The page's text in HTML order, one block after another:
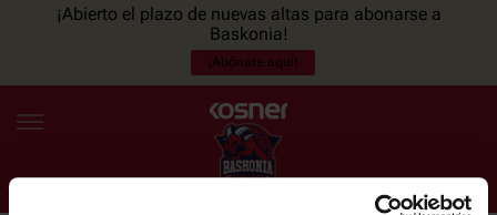
¡Abierto el plazo de nuevas altas para abonarse a
Baskonia!
¡Abónate aquí!